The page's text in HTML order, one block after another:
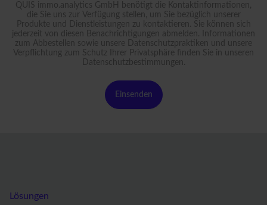
QUIS immo.analytics GmbH benötigt die Kontaktinformationen,
die Sie uns zur Verfügung stellen, um Sie bezüglich unserer
Produkte und Dienstleistungen zu kontaktieren. Sie können sich
jederzeit von diesen Benachrichtigungen abmelden. Informationen
zum Abbestellen sowie unsere Datenschutzpraktiken und unsere
Verpflichtung zum Schutz Ihrer Privatsphäre finden Sie in unseren
Datenschutzbestimmungen .
Lösungen